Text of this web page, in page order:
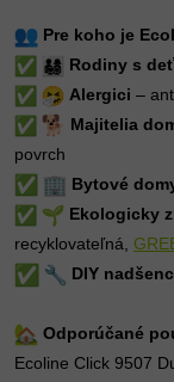
Pre koho je
Rodiny s
Alergici –
Majitelia
povrch
Bytové
Ekologicky
recyklovateľná,
DIY
Odporúčané
Ecoline Click 9507